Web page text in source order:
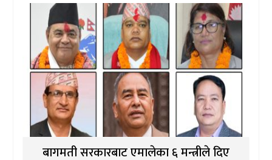
बागमती सरकारबाट एमालेका ६ मन्त्रीले दिए